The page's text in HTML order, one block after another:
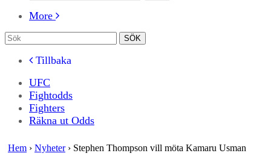
More
Tillbaka
UFC
Fightodds
Fighters
Räkna ut Odds
Hem › Nyheter› Stephen Thompson vill möta Kamaru Usman